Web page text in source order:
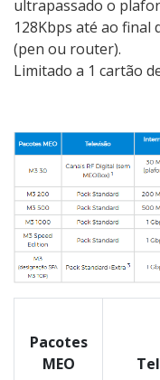
ultrapassado o
128Kbps até ao final
(pen ou router).
Limitado a 1 cartão
Pacotes
MEO